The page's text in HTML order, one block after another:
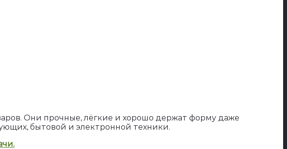
Они прочные, лёгкие и хорошо держат форму даже
бытовой и электронной техники.